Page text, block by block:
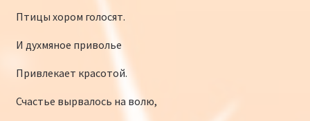
Птицы хором голосят.
И духмяное приволье
Привлекает красотой.
Счастье вырвалось на волю,